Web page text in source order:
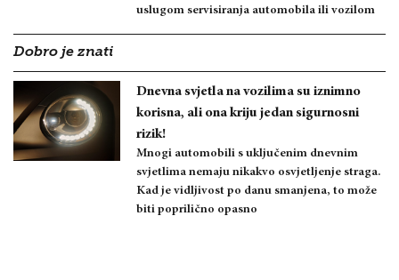
uslugom servisiranja automobila ili vozilom
Dobro je znati
Dnevna svjetla na vozilima su iznimno
korisna, ali ona kriju jedan sigurnosni
rizik!
Mnogi automobili s uključenim dnevnim
svjetlima nemaju nikakvo osvjetljenje straga.
Kad je vidljivost po danu smanjena, to može
biti poprilično opasno